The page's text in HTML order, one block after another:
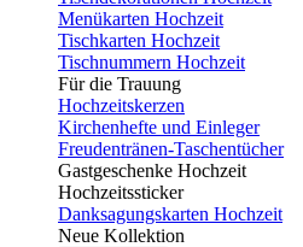
Menükarten Hochzeit
Tischkarten Hochzeit
Tischnummern Hochzeit
Für die Trauung
Hochzeitskerzen
Kirchenhefte und Einleger
Freudentränen-Taschentücher
Gastgeschenke Hochzeit
Hochzeitssticker
Danksagungskarten Hochzeit
Neue Kollektion